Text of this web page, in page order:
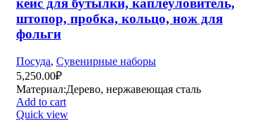
кейс для бутылки, каплеуловитель,
штопор, пробка, кольцо, нож для
фольги
Посуда, Сувенирные наборы
5,250.00₽
Материал:Дерево, нержавеющая сталь
Add to cart
Quick view